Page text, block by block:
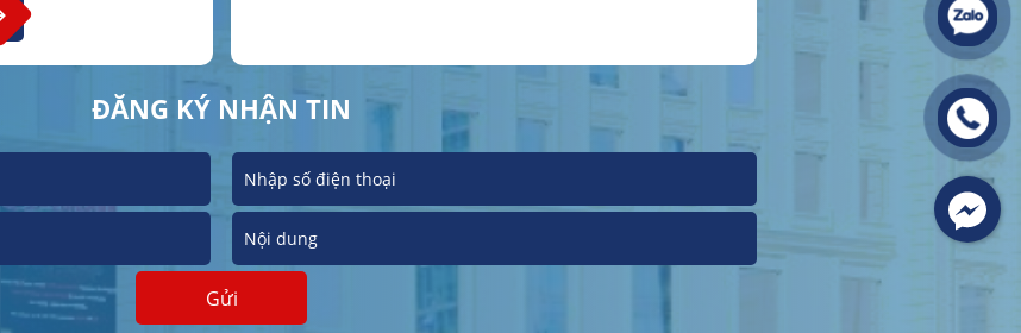
ĐĂNG KÝ NHẬN TIN